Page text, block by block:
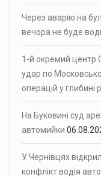
Через аварію на
вечора не буде
1-й окремий центр
удар по
операцій у глибині
На Буковині суд
автомийки
У Чернівцях
конфлікт водія